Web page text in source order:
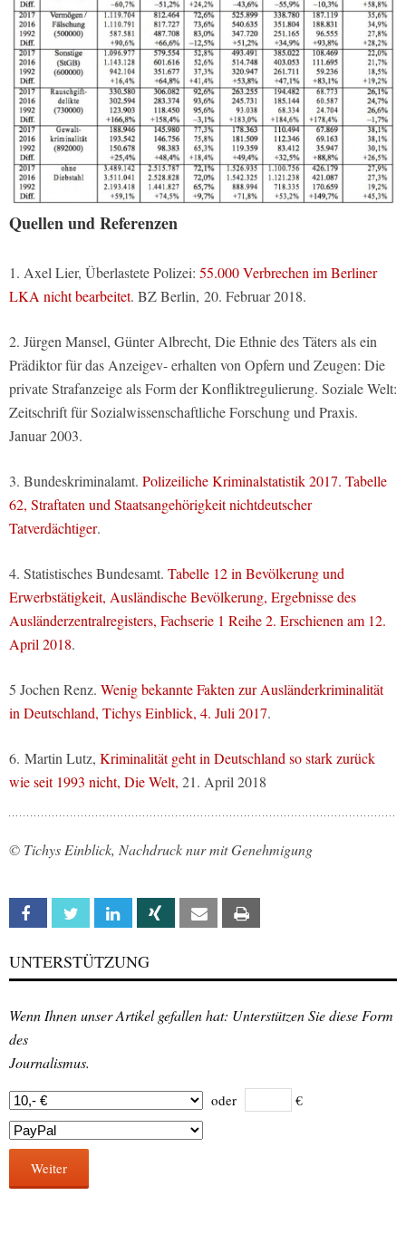
Quellen und Referenzen
1. Axel Lier, Überlastete Polizei: 55.000 Verbrechen im Berliner
LKA nicht bearbeitet. BZ Berlin, 20. Februar 2018.
2. Jürgen Mansel, Günter Albrecht, Die Ethnie des Täters als ein
Prädiktor für das Anzeigev- erhalten von Opfern und Zeugen: Die
private Strafanzeige als Form der Konfliktregulierung. Soziale Welt:
Zeitschrift für Sozialwissenschaftliche Forschung und Praxis.
Januar 2003.
3. Bundeskriminalamt. Polizeiliche Kriminalstatistik 2017. Tabelle
62, Straftaten und Staatsangehörigkeit nichtdeutscher
Tatverdächtiger.
4. Statistisches Bundesamt. Tabelle 12 in Bevölkerung und
Erwerbstätigkeit, Ausländische Bevölkerung, Ergebnisse des
Ausländerzentralregisters, Fachserie 1 Reihe 2. Erschienen am 12.
April 2018.
5 Jochen Renz. Wenig bekannte Fakten zur Ausländerkriminalität
in Deutschland, Tichys Einblick, 4. Juli 2017.
6. Martin Lutz, Kriminalität geht in Deutschland so stark zurück
wie seit 1993 nicht, Die Welt, 21. April 2018
© Tichys Einblick, Nachdruck nur mit Genehmigung
Facebook Twitter Linkedin Xing Email
UNTERSTÜTZUNG
Wenn Ihnen unser Artikel gefallen hat: Unterstützen Sie diese Form
des
Journalismus.
oder €
Weiter